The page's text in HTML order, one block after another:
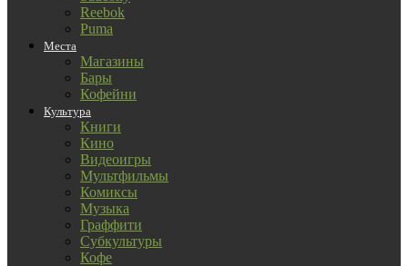
Reebok
Puma
Места
Магазины
Бары
Кофейни
Культура
Книги
Кино
Видеоигры
Мультфильмы
Комиксы
Музыка
Граффити
Субкультуры
Кофе